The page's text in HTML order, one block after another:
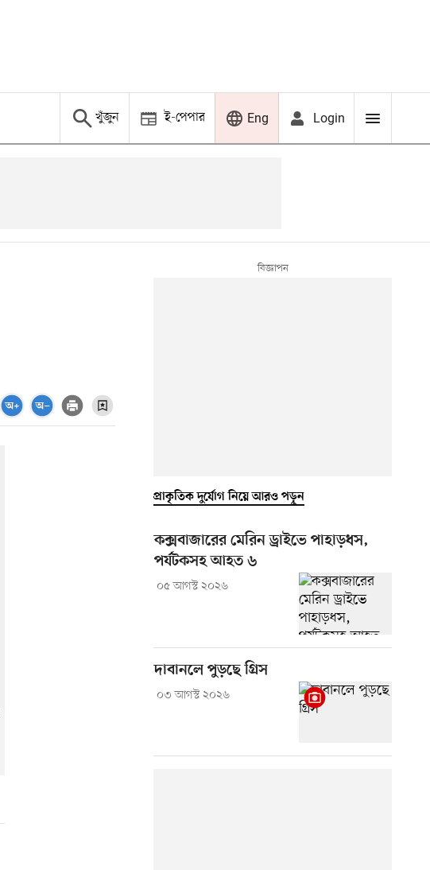
খুঁজুন ই-পেপার Eng Login
প্রাকৃতিক দুর্যোগ নিয়ে আরও পড়ুন
কক্সবাজারের মেরিন ড্রাইভে পাহাড়ধস,
পর্যটকসহ আহত ৬
০৫ আগস্ট ২০২৬
দাবানলে পুড়ছে গ্রিস
০৩ আগস্ট ২০২৬